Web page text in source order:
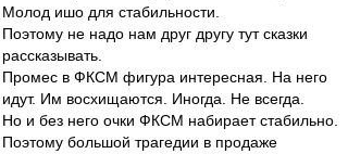
Молод ишо для стабильности.
Поэтому не надо нам друг другу тут сказки
рассказывать.
Промес в ФКСМ фигура интересная. На него
идут. Им восхищаются. Иногда. Не всегда.
Но и без него очки ФКСМ набирает стабильно.
Поэтому большой трагедии в продаже